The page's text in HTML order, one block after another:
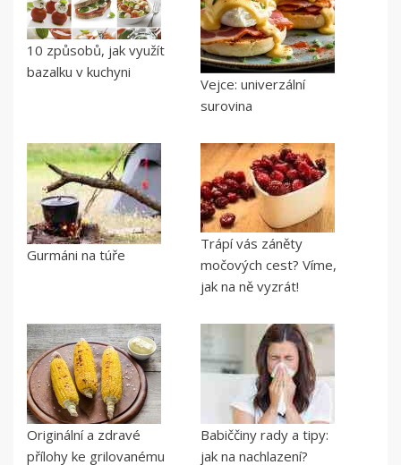
10 způsobů, jak využít
bazalku v kuchyni
Vejce: univerzální
surovina
Gurmáni na túře
Trápí vás záněty
močových cest? Víme,
jak na ně vyzrát!
Originální a zdravé
přílohy ke grilovanému
Babiččiny rady a tipy:
jak na nachlazení?